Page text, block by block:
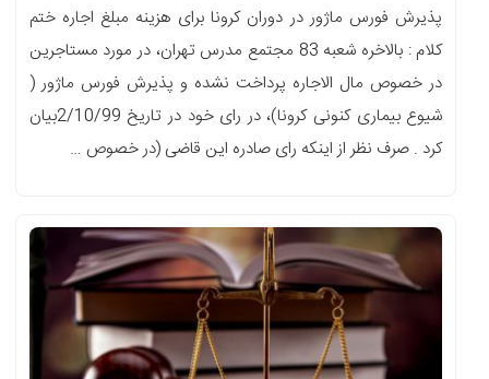
پذیرش فورس ماژور در دوران کرونا برای هزینه مبلغ اجاره ختم
کلام : بالاخره شعبه 83 مجتمع مدرس تهران، در مورد مستاجرین
در خصوص مال الاجاره پرداخت نشده و پذیرش فورس ماژور (
شیوع بیماری کنونی کرونا)، در رای خود در تاریخ 2/10/99بیان
کرد . صرف نظر از اینکه رای صادره این قاضی (در خصوص …